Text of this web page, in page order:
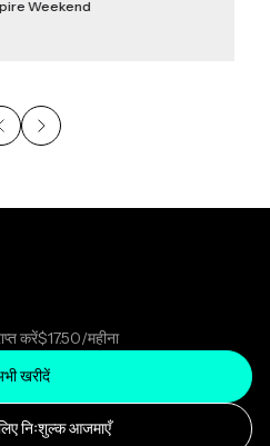
Weekend
करें$17.50/महीना
खरीदें
निःशुल्क आजमाएँ